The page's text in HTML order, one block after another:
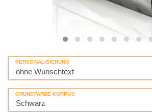
PERSONALISIERUNG
GRUNDFARBE KORPUS